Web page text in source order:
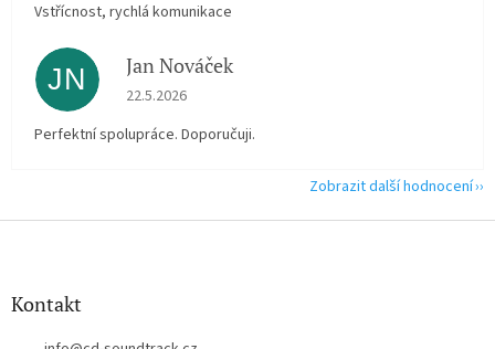
Vstřícnost, rychlá komunikace
JN Jan Nováček
Hodnocení obchodu je 5 z 5 hvězdiček.
22.5.2026
Perfektní spolupráce. Doporučuji.
Zobrazit další hodnocení
Z
Kontakt